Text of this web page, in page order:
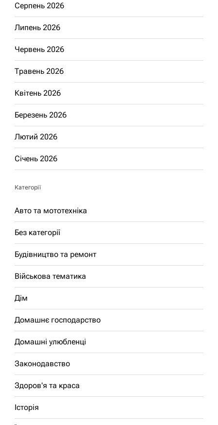
Серпень 2026
Липень 2026
Червень 2026
Травень 2026
Квітень 2026
Березень 2026
Лютий 2026
Січень 2026
Категорії
Авто та мототехніка
Без категорії
Будівництво та ремонт
Військова тематика
Дім
Домашнє господарство
Домашні улюбленці
Законодавство
Здоров'я та краса
Історія